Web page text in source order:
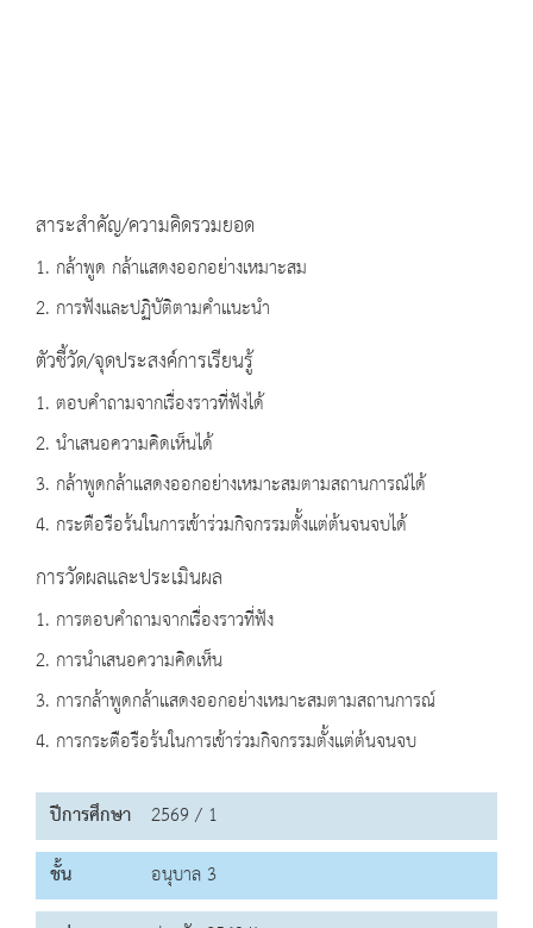
สาระสำคัญ/ความคิดรวมยอด
1. กล้าพูด กล้าแสดงออกอย่างเหมาะสม
2. การฟังและปฏิบัติตามคำแนะนำ
ตัวชี้วัด/จุดประสงค์การเรียนรู้
1. ตอบคำถามจากเรื่องราวที่ฟังได้
2. นำเสนอความคิดเห็นได้
3. กล้าพูดกล้าแสดงออกอย่างเหมาะสมตามสถานการณ์ได้
4. กระตือรือร้นในการเข้าร่วมกิจกรรมตั้งแต่ต้นจนจบได้
การวัดผลและประเมินผล
1. การตอบคำถามจากเรื่องราวที่ฟัง
2. การนำเสนอความคิดเห็น
3. การกล้าพูดกล้าแสดงออกอย่างเหมาะสมตามสถานการณ์
4. การกระตือรือร้นในการเข้าร่วมกิจกรรมตั้งแต่ต้นจนจบ
ปีการศึกษา 2569 / 1
ชั้น
อนุบาล 3